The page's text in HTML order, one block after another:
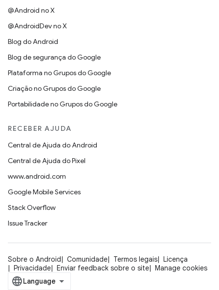
@Android no X
@AndroidDev no X
Blog do Android
Blog de segurança do Google
Plataforma no Grupos do Google
Criação no Grupos do Google
Portabilidade no Grupos do Google
RECEBER AJUDA
Central de Ajuda do Android
Central de Ajuda do Pixel
www.android.com
Google Mobile Services
Stack Overflow
Issue Tracker
Sobre o Android Comunidade Termos legais
Licença
Privacidade
Enviar feedback sobre o site Manage cookies